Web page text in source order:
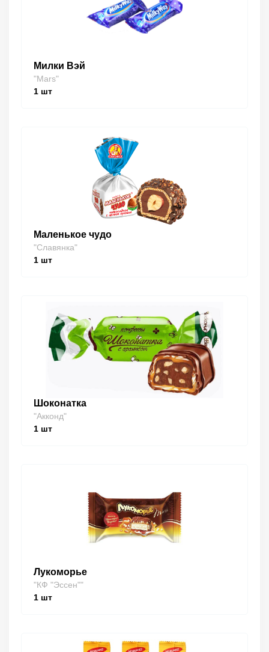
Милки Вэй
"Mars"
1 шт
Маленькое чудо
"Славянка"
1 шт
Шоконатка
"Акконд"
1 шт
Лукоморье
"КФ "Эссен""
1 шт